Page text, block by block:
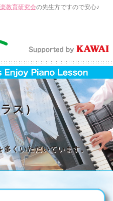
教育研究会の先生方ですので安心♪
ス）
多くいただいています。